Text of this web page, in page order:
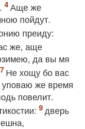
Аще же
пойдут.
преиду:
же, аще
да вы мя
Не хощу бо вас
же время
повелит.
дверь